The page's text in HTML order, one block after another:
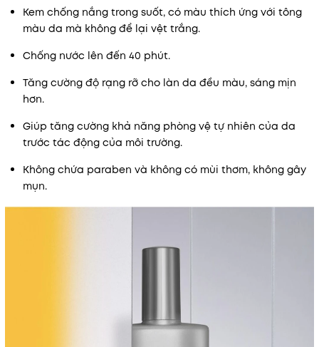
Kem chống nắng trong suốt, có màu thích ứng với tông
màu da mà không để lại vệt trắng.
Chống nước lên đến 40 phút.
Tăng cường độ rạng rỡ cho làn da đều màu, sáng mịn
hơn.
Giúp tăng cường khả năng phòng vệ tự nhiên của da
trước tác động của môi trường.
Không chứa paraben và không có mùi thơm, không gây
mụn.